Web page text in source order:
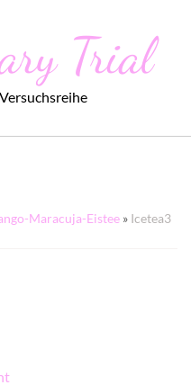
Trial
Maracuja-Eistee » Icetea3